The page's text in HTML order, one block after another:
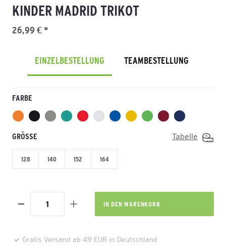
KINDER MADRID TRIKOT
26,99 € *
EINZELBESTELLUNG TEAMBESTELLUNG
FARBE
GRÖSSE Tabelle
128 140 152 164
IN DEN WARENKORB
Gratis Versand ab 49 EUR in Deutschland